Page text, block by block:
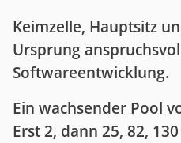
Keimzelle, Hauptsitz
Ursprung
Softwareentwicklung.
Ein wachsender Pool
Erst 2, dann 25, 82,